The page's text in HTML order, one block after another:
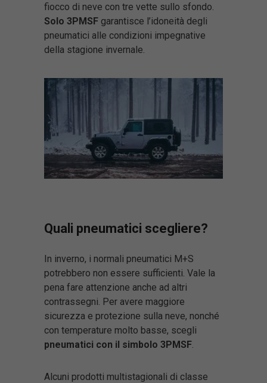
fiocco di neve con tre vette sullo sfondo.
Solo 3PMSF garantisce l’idoneità degli
pneumatici alle condizioni impegnative
della stagione invernale.
Quali pneumatici scegliere?
In inverno, i normali pneumatici M+S
potrebbero non essere sufficienti. Vale la
pena fare attenzione anche ad altri
contrassegni. Per avere maggiore
sicurezza e protezione sulla neve, nonché
con temperature molto basse, scegli
pneumatici con il simbolo 3PMSF.
Alcuni prodotti multistagionali di classe